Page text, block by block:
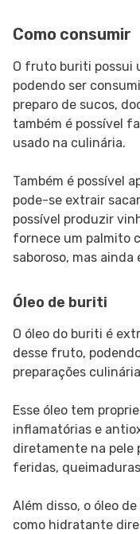
Como consumir
O fruto buriti possui
podendo ser
preparo de sucos,
também é possível
usado na culinária.
Também é possível
pode-se extrair
possível produzir
fornece um palmito
saboroso, mas
Óleo de buriti
O óleo do buriti é
desse fruto,
preparações
Esse óleo tem
inflamatórias e
diretamente na pele
feridas,
Além disso, o óleo
como hidratante